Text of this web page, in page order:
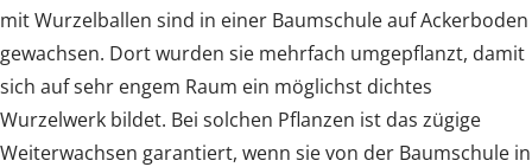
mit Wurzelballen sind in einer Baumschule auf Ackerboden
gewachsen. Dort wurden sie mehrfach umgepflanzt, damit
sich auf sehr engem Raum ein möglichst dichtes
Wurzelwerk bildet. Bei solchen Pflanzen ist das zügige
Weiterwachsen garantiert, wenn sie von der Baumschule in